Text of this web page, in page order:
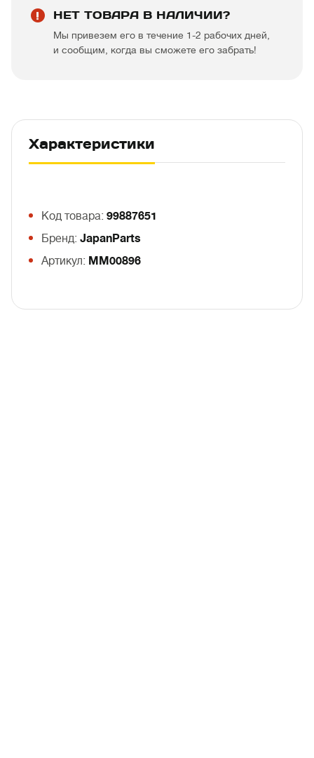
НЕТ ТОВАРА В НАЛИЧИИ?
Мы привезем его в течение 1-2 рабочих дней,
и сообщим, когда вы сможете его забрать!
Характеристики
Код товара: 99887651
Бренд: JapanParts
Артикул: MM00896